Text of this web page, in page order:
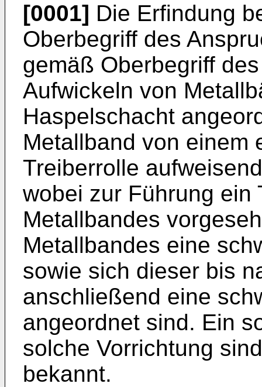
[0001] Die Erfindung
Oberbegriff des
gemäß Oberbegriff
Aufwickeln von
Haspelschacht
Metallband von einem
Treiberrolle
wobei zur Führung ein
Metallbandes
Metallbandes eine
sowie sich dieser bis
anschließend eine
angeordnet sind. Ein
solche Vorrichtung
bekannt.